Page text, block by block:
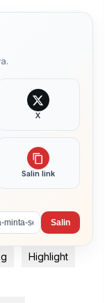
X
Salin link
Salin
Highlight